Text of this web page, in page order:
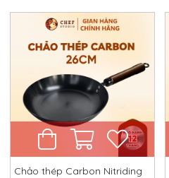
Chảo thép Carbon Nitriding